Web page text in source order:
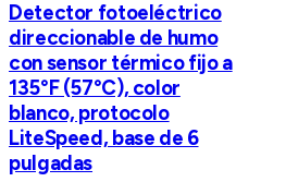
Detector fotoeléctrico
direccionable de humo
con sensor térmico fijo a
135°F (57°C), color
blanco, protocolo
LiteSpeed, base de 6
pulgadas